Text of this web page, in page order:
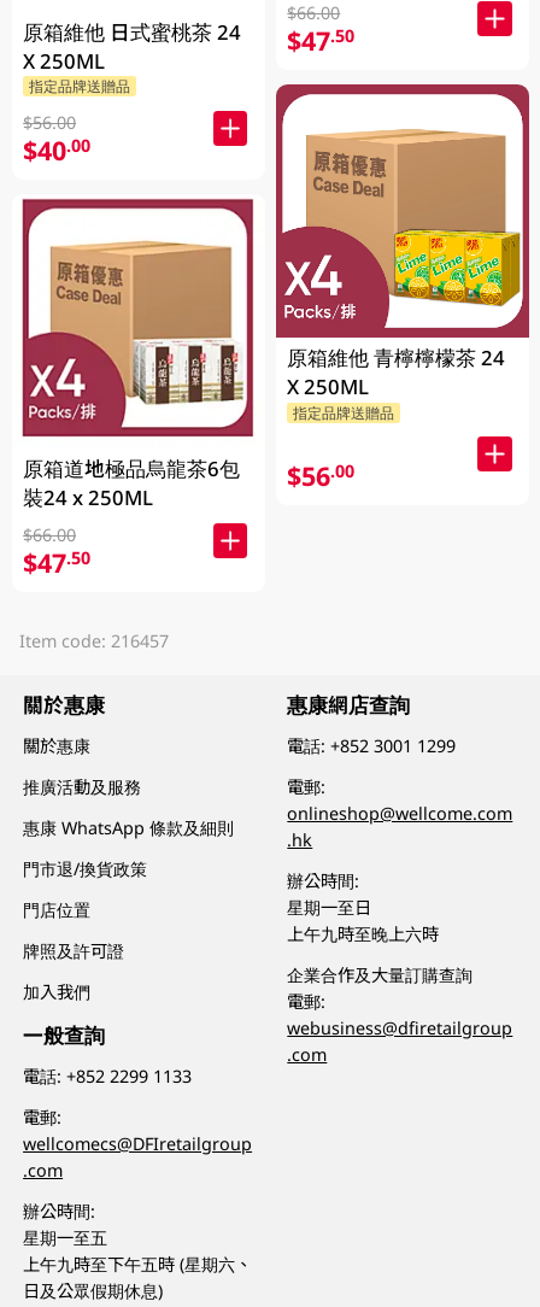
原箱維他 日式蜜桃茶 24
X 250ML
指定品牌送贈品
$56.00
$40.00
原箱道地極品烏龍茶6包
裝24 x 250ML
$66.00
$47.50
$66.00
$47.50
原箱維他 青檸檸檬茶 24
X 250ML
指定品牌送贈品
$56.00
Item code: 216457
關於惠康
關於惠康
推廣活動及服務
惠康 WhatsApp 條款及細則
門市退/換貨政策
門店位置
牌照及許可證
加入我們
一般查詢
電話:+852 2299 1133
電郵:
wellcomecs@DFIretailgroup
.com
辦公時間:
星期一至五
上午九時至下午五時 (星期六、
日及公眾假期休息)
惠康網店查詢
電話:+852 3001 1299
電郵:
onlineshop@wellcome.com
.hk
辦公時間:
星期一至日
上午九時至晚上六時
企業合作及大量訂購查詢
電郵:
webusiness@dfiretailgroup
.com